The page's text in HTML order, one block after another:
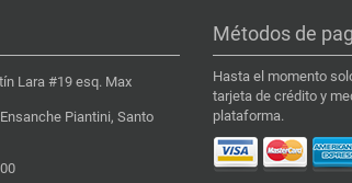
Lara #19 esq. Max
Piantini, Santo
Métodos de
Hasta el momento
tarjeta de crédito y
plataforma.